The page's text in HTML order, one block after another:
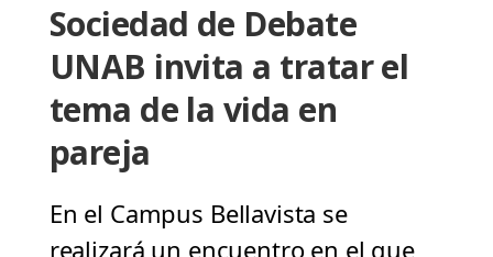
Sociedad de Debate
UNAB invita a tratar el
tema de la vida en
pareja
En el Campus Bellavista se
realizará un encuentro en el que